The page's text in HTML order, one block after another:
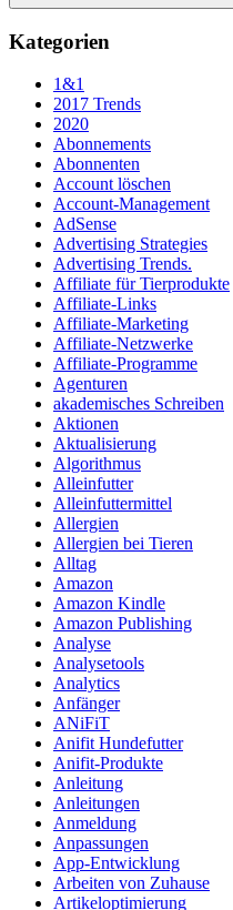
Suchen
Kategorien
1&1
2017 Trends
2020
Abonnements
Abonnenten
Account löschen
Account-Management
AdSense
Advertising Strategies
Advertising Trends.
Affiliate für Tierprodukte
Affiliate-Links
Affiliate-Marketing
Affiliate-Netzwerke
Affiliate-Programme
Agenturen
akademisches Schreiben
Aktionen
Aktualisierung
Algorithmus
Alleinfutter
Alleinfuttermittel
Allergien
Allergien bei Tieren
Alltag
Amazon
Amazon Kindle
Amazon Publishing
Analyse
Analysetools
Analytics
Anfänger
ANiFiT
Anifit Hundefutter
Anifit-Produkte
Anleitung
Anleitungen
Anmeldung
Anpassungen
App-Entwicklung
Arbeiten von Zuhause
Artikeloptimierung